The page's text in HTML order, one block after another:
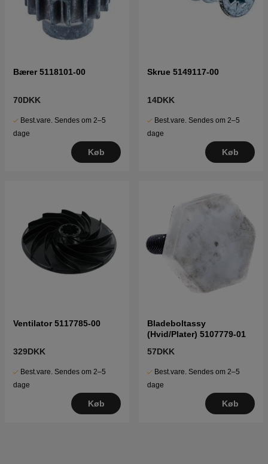
Bærer 5118101-00
70DKK
Best.vare. Sendes om 2–5
dage
Køb
Skrue 5149117-00
14DKK
Best.vare. Sendes om 2–5
dage
Køb
Ventilator 5117785-00
329DKK
Best.vare. Sendes om 2–5
dage
Køb
Bladeboltassy
(Hvid/Plater) 5107779-01
57DKK
Best.vare. Sendes om 2–5
dage
Køb